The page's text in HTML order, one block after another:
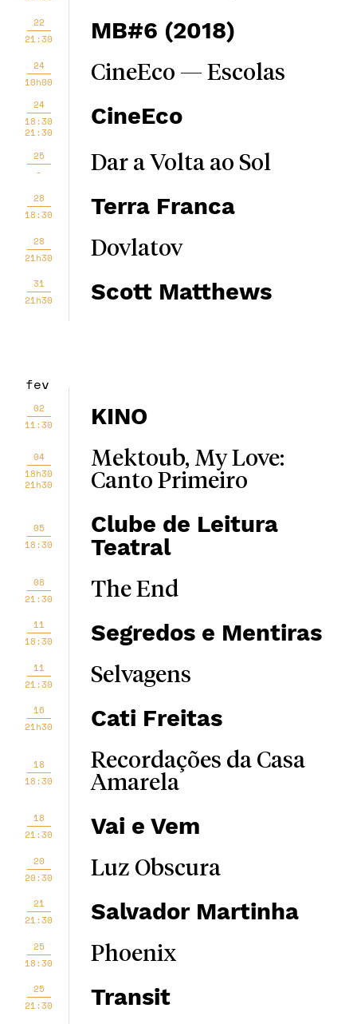
22
21:30
MB#6 (2018)
24
10h00
CineEco — Escolas
24
18:30
21:30
CineEco
25
-
Dar a Volta ao Sol
28
18:30
Terra Franca
28
21h30
Dovlatov
31
21h30
Scott Matthews
fev
02
11:30
KINO
04
18h30
21h30
Mektoub, My Love:
Canto Primeiro
05
18:30
Clube de Leitura
Teatral
08
21:30
The End
11
18:30
Segredos e Mentiras
11
21:30
Selvagens
16
21h30
Cati Freitas
18
18:30
Recordações da Casa
Amarela
18
21:30
Vai e Vem
20
20:30
Luz Obscura
21
21:30
Salvador Martinha
25
18:30
Phoenix
25
21:30
Transit